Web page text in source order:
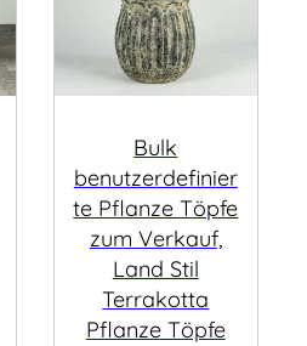
Bulk
benutzerdefinier
te Pflanze Töpfe
zum Verkauf,
Land Stil
Terrakotta
Pflanze Töpfe